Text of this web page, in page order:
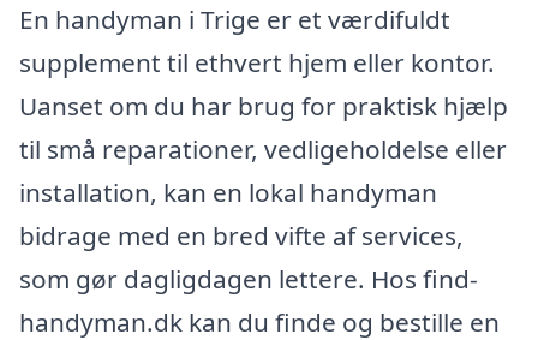
En handyman i Trige er et værdifuldt
supplement til ethvert hjem eller kontor.
Uanset om du har brug for praktisk hjælp
til små reparationer, vedligeholdelse eller
installation, kan en lokal handyman
bidrage med en bred vifte af services,
som gør dagligdagen lettere. Hos find-
handyman.dk kan du finde og bestille en